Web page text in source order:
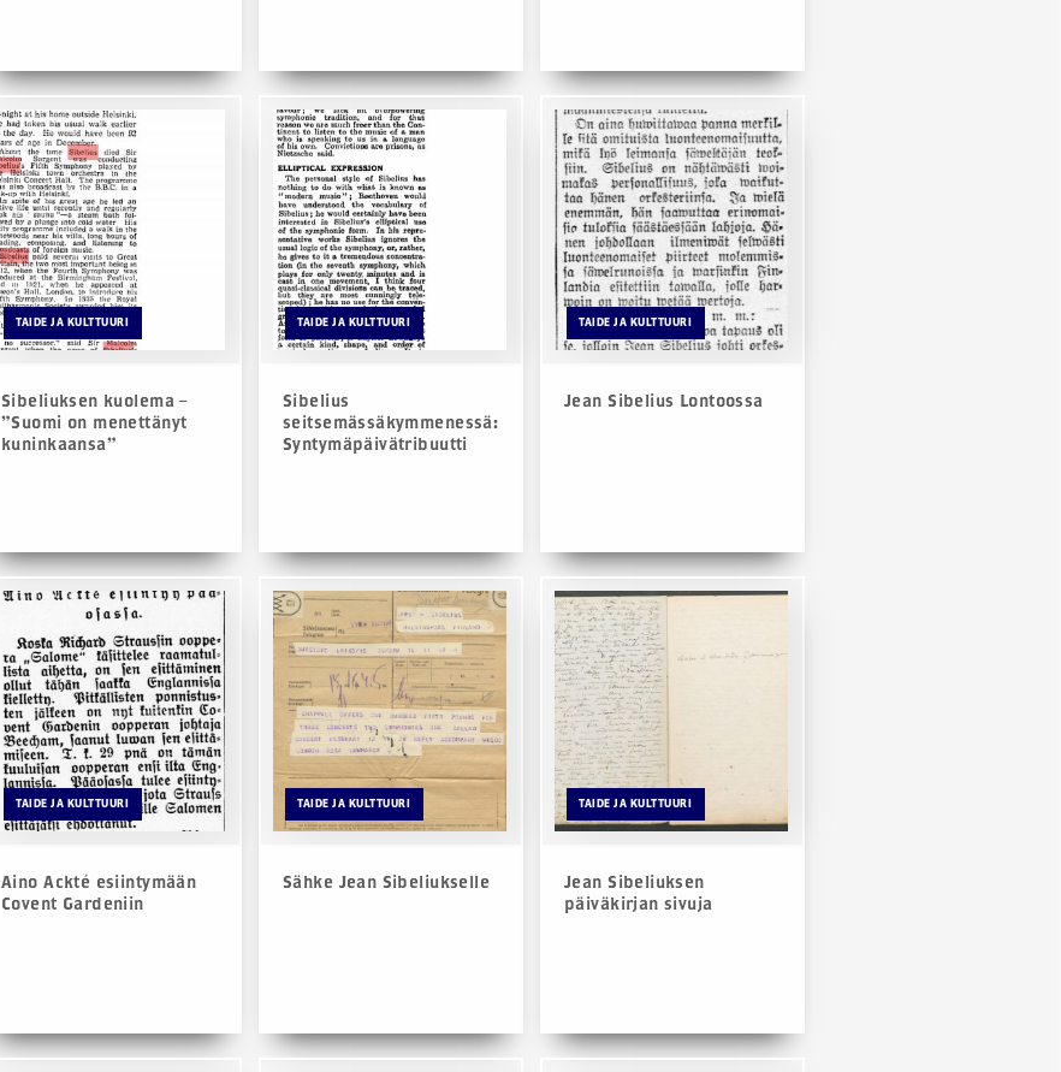
TAIDE JA KULTTUURI
Sibeliuksen kuolema –
”Suomi on menettänyt
kuninkaansa”
TAIDE JA KULTTUURI
Sibelius
seitsemässäkymmenessä:
Syntymäpäivätribuutti
TAIDE JA KULTTUURI
Jean Sibelius Lontoossa
TAIDE JA KULTTUURI
Aino Ackté esiintymään
Covent Gardeniin
TAIDE JA KULTTUURI
Sähke Jean Sibeliukselle
TAIDE JA KULTTUURI
Jean Sibeliuksen
päiväkirjan sivuja